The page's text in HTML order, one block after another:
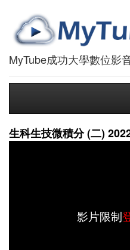
MyTube成功大學數位影
生科生技微積分 (二)
影片限制